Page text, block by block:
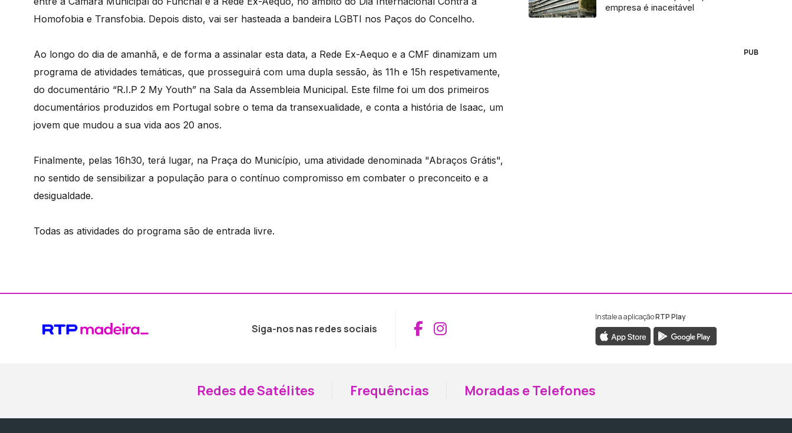
Homofobia e Transfobia. Depois disto, vai ser hasteada a bandeira LGBTI nos Paços do Concelho.
Ao longo do dia de amanhã, e de forma a assinalar esta data, a Rede Ex-Aequo e a CMF dinamizam um
programa de atividades temáticas, que prosseguirá com uma dupla sessão, às 11h e 15h respetivamente,
do documentário “R.I.P 2 My Youth” na Sala da Assembleia Municipal. Este filme foi um dos primeiros
documentários produzidos em Portugal sobre o tema da transexualidade, e conta a história de Isaac, um
jovem que mudou a sua vida aos 20 anos.
Finalmente, pelas 16h30, terá lugar, na Praça do Município, uma atividade denominada "Abraços Grátis",
no sentido de sensibilizar a população para o contínuo compromisso em combater o preconceito e a
desigualdade.
Todas as atividades do programa são de entrada livre.
empresa é inaceitável
PUB
Siga-nos nas redes sociais Aceder ao Facebook da RTP Madeira
Aceder ao Instagram da RTP Madeira
Instale a aplicaçãoRTP Play
Redes de Satélites Frequências Moradas e Telefones